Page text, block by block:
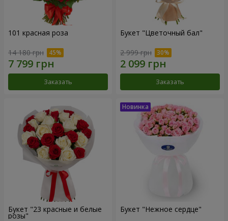
101 красная роза
14 180 грн
Заказать
Букет "Цветочный бал"
2 999 грн
Заказать
Букет "23 красные и белые
розы"
Букет "Нежное сердце"